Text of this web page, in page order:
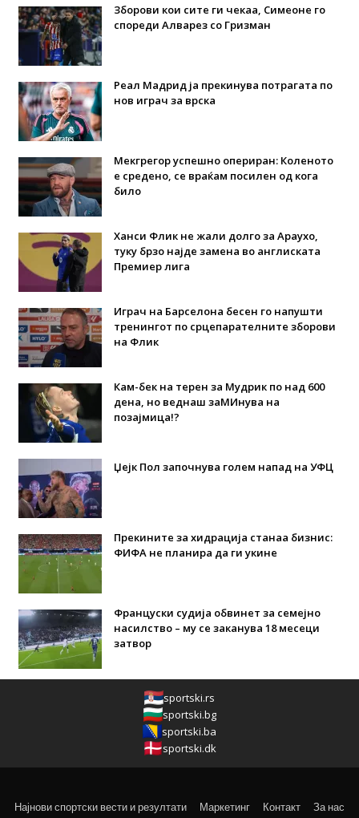
Зборови кои сите ги чекаа, Симеоне го
спореди Алварез со Гризман
Реал Мадрид ја прекинува потрагата по
нов играч за врска
Мекгрегор успешно опериран: Коленото
е средено, се враќам посилен од кога
било
Ханси Флик не жали долго за Араухо,
туку брзо најде замена во англиската
Премиер лига
Играч на Барселона бесен го напушти
тренингот по срцепарателните зборови
на Флик
Кам-бек на терен за Мудрик по над 600
дена, но веднаш заМИнува на
позајмица!?
Џејк Пол започнува голем напад на УФЦ
Прекините за хидрација станаа бизнис:
ФИФА не планира да ги укине
Француски судија обвинет за семејно
насилство – му се заканува 18 месеци
затвор
sportski.rs
sportski.bg
sportski.ba
sportski.dk
Најнови спортски вести и резултати Маркетинг Контакт За нас